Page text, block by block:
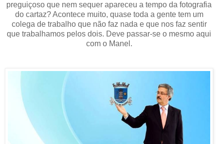
preguiçoso que nem sequer apareceu a tempo da fotografia
do cartaz? Acontece muito, quase toda a gente tem um
colega de trabalho que não faz nada e que nos faz sentir
que trabalhamos pelos dois. Deve passar-se o mesmo aqui
com o Manel.